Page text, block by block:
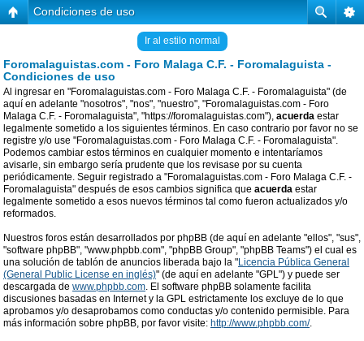
Condiciones de uso
Ir al estilo normal
Foromalaguistas.com - Foro Malaga C.F. - Foromalaguista -
Condiciones de uso
Al ingresar en "Foromalaguistas.com - Foro Malaga C.F. - Foromalaguista" (de
aquí en adelante "nosotros", "nos", "nuestro", "Foromalaguistas.com - Foro
Malaga C.F. - Foromalaguista", "https://foromalaguistas.com"), acuerda estar
legalmente sometido a los siguientes términos. En caso contrario por favor no se
registre y/o use "Foromalaguistas.com - Foro Malaga C.F. - Foromalaguista".
Podemos cambiar estos términos en cualquier momento e intentaríamos
avisarle, sin embargo sería prudente que los revisase por su cuenta
periódicamente. Seguir registrado a "Foromalaguistas.com - Foro Malaga C.F. -
Foromalaguista" después de esos cambios significa que acuerda estar
legalmente sometido a esos nuevos términos tal como fueron actualizados y/o
reformados.
Nuestros foros están desarrollados por phpBB (de aquí en adelante "ellos", "sus",
"software phpBB", "www.phpbb.com", "phpBB Group", "phpBB Teams") el cual es
una solución de tablón de anuncios liberada bajo la "Licencia Pública General
(General Public License en inglés)" (de aquí en adelante "GPL") y puede ser
descargada de www.phpbb.com. El software phpBB solamente facilita
discusiones basadas en Internet y la GPL estrictamente los excluye de lo que
aprobamos y/o desaprobamos como conductas y/o contenido permisible. Para
más información sobre phpBB, por favor visite: http://www.phpbb.com/.